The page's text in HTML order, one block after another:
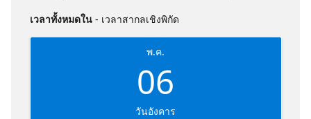
เวลาทั้งหมดใน - เวลาสากลเชิงพิกัด
พ.ค.
06
วันอังคาร